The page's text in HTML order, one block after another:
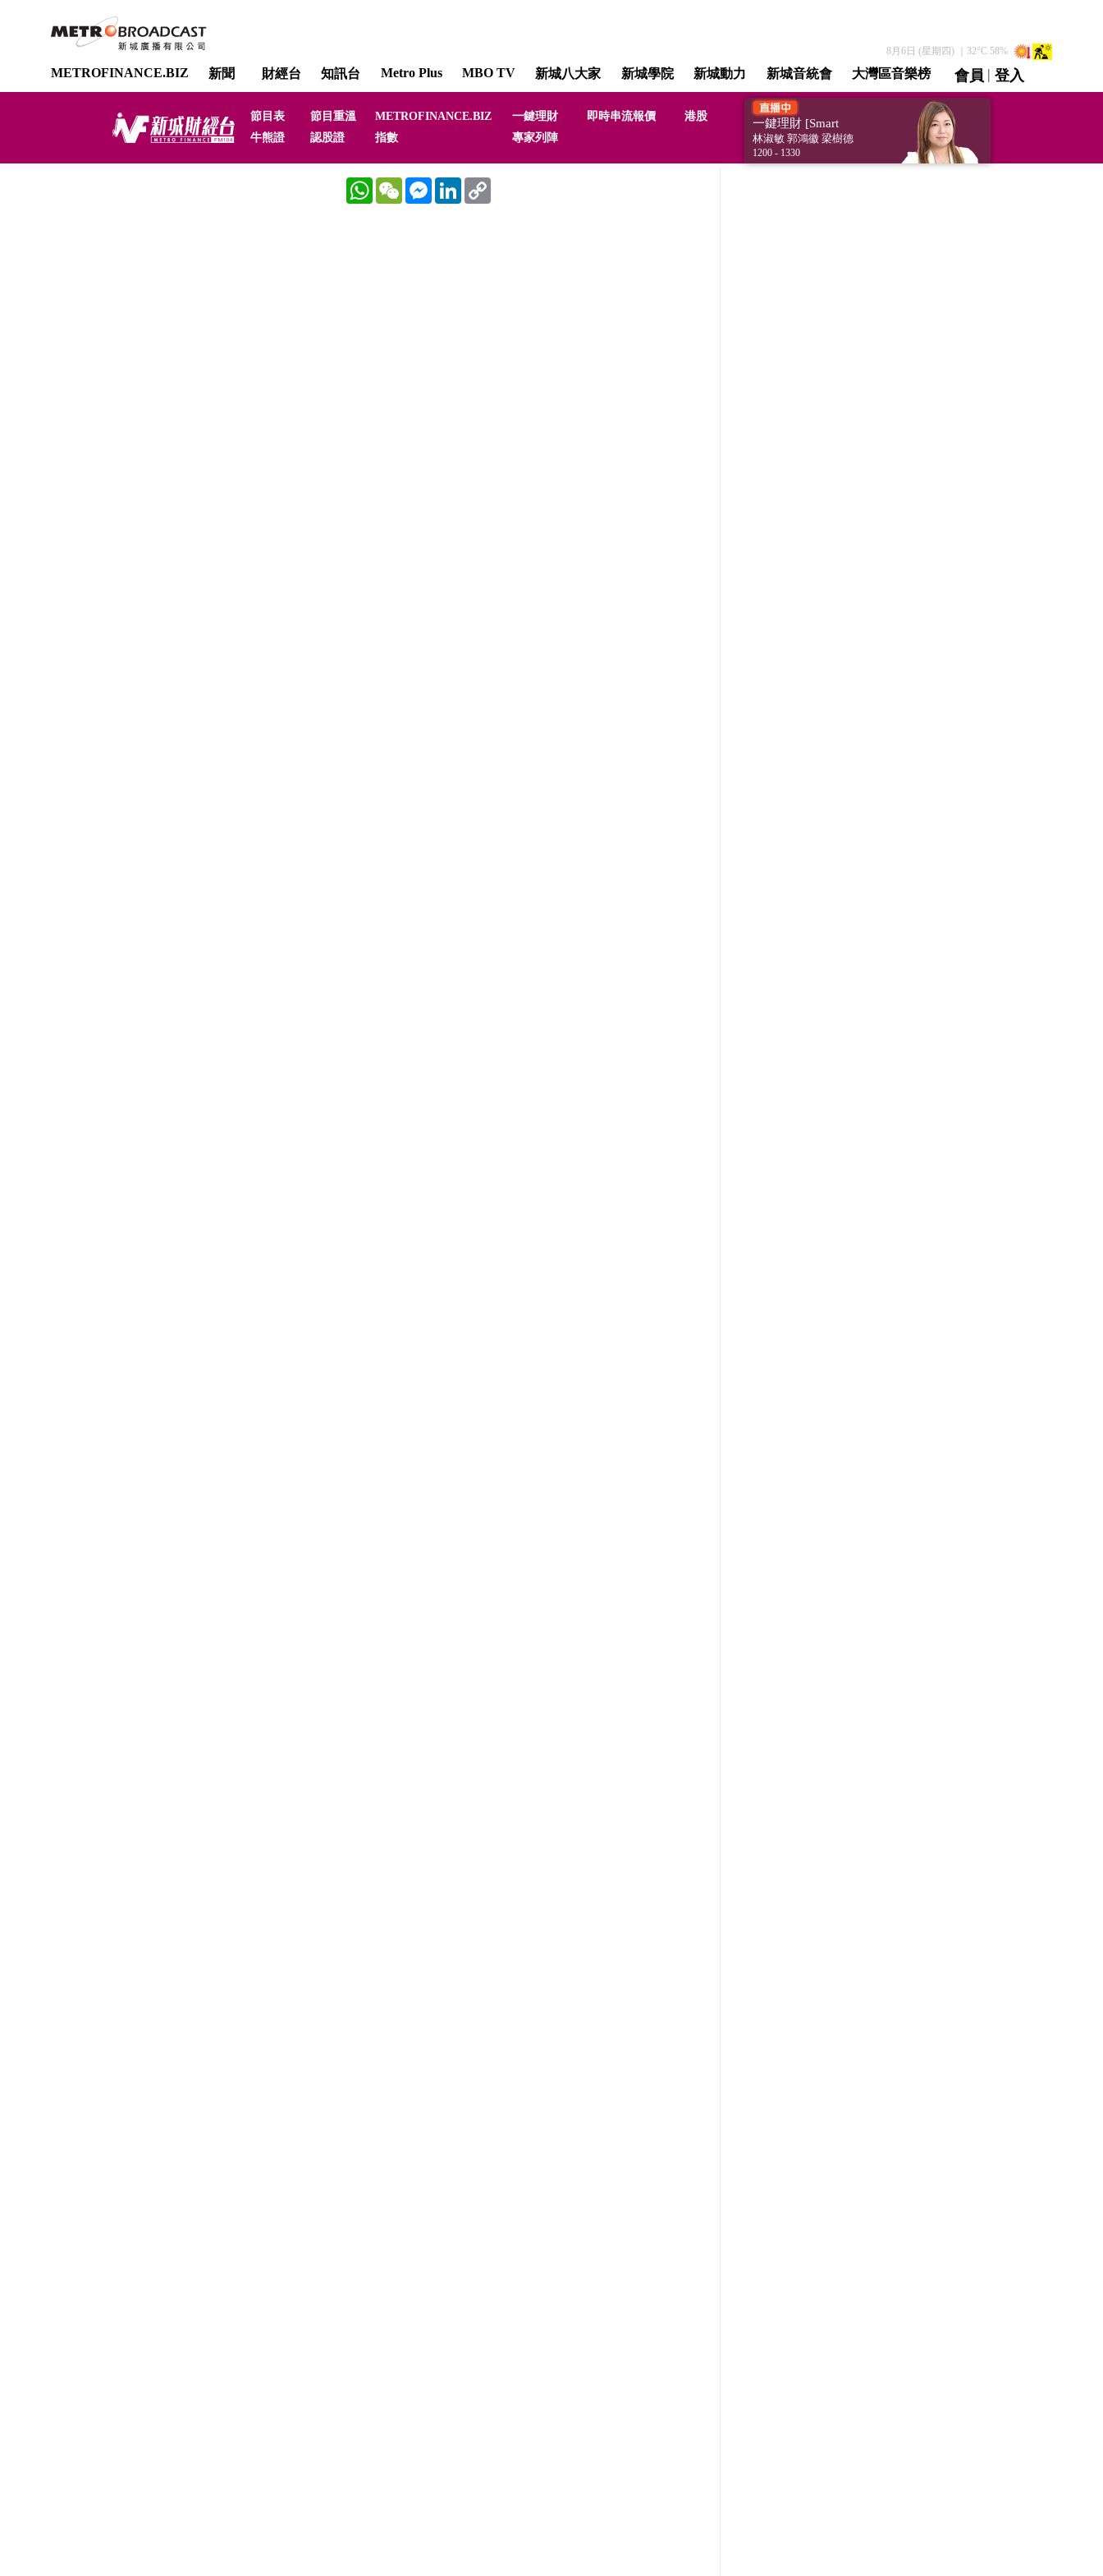
8月6日 (星期四) ｜ 32°C 58%
METROFINANCE.BIZ 新聞 財經台 知訊台 Metro Plus MBO TV 新城八大家 新城學院 新城動力 新城音統會 大灣區音樂榜 會員 | 登入
直播 / 重溫
節目表 節目重溫 METROFINANCE.BIZ 一鍵理財 即時串流報價
港股
牛熊證
認股證 指數 專家列陣
一鍵理財 [Smart
Finance Hub]
林淑敏 郭鴻徽 梁樹德
1200 - 1330
WhatsAppWeChat MessengerLinkedIn